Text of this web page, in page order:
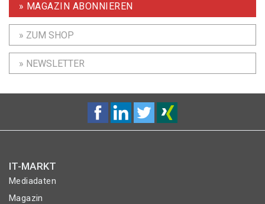
» MAGAZIN ABONNIEREN
» ZUM SHOP
» NEWSLETTER
IT-MARKT
Mediadaten
Magazin